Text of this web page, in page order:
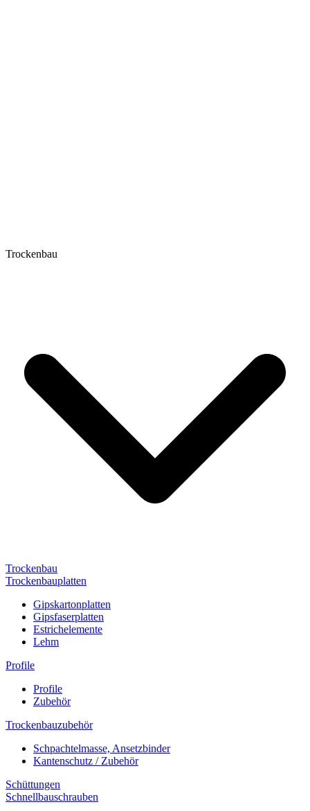
Trockenbau
Trockenbau
Trockenbauplatten
Gipskartonplatten
Gipsfaserplatten
Estrichelemente
Lehm
Profile
Profile
Zubehör
Trockenbauzubehör
Schpachtelmasse, Ansetzbinder
Kantenschutz / Zubehör
Schüttungen
Schnellbauschrauben